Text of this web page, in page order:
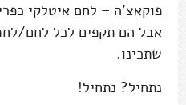
פוקאצ'ה – לחם איטלקי
אבל הם תקפים לכל לחם/
שתכינו.
נתחיל? נתחיל!